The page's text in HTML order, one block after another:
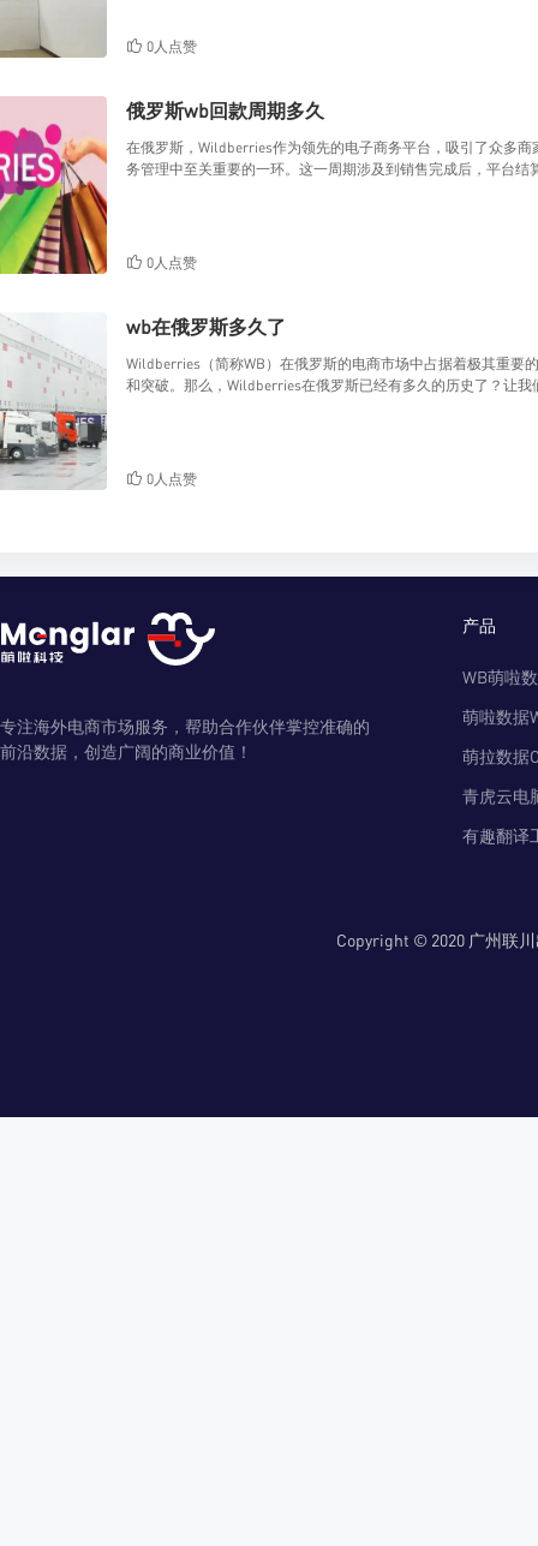
0人点赞
俄罗斯wb回款周期多久
在俄罗斯，Wildberries作为领先的电子商务平台，吸引了众多
务管理中至关重要的一环。这一周期涉及到销售完成后，平台结
0人点赞
wb在俄罗斯多久了
Wildberries（简称WB）在俄罗斯的电商市场中占据着极其重要
和突破。那么，Wildberries在俄罗斯已经有多久的历史了？让我
0人点赞
专注海外电商市场服务，帮助合作伙伴掌控准确的
前沿数据，创造广阔的商业价值！
产品
WB萌啦
萌啦数据
萌拉数据
青虎云电
有趣翻译
Copyright © 2020 广州联